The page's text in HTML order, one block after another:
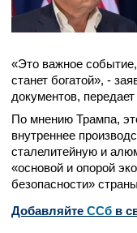
«Это важное
станет богатой», -
документов,
По мнению Трампа,
внутреннее
сталелитейную и
«основой и опорой
безопасности»
Добавляйте CСб в